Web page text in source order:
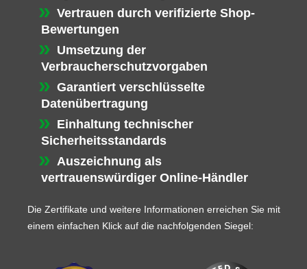
Vertrauen durch verifizierte Shop-
Bewertungen
Umsetzung der
Verbraucherschutzvorgaben
Garantiert verschlüsselte
Datenübertragung
Einhaltung technischer
Sicherheitsstandards
Auszeichnung als
vertrauenswürdiger Online-Händler
Die Zertifikate und weitere Informationen erreichen Sie mit
einem einfachen Klick auf die nachfolgenden Siegel: